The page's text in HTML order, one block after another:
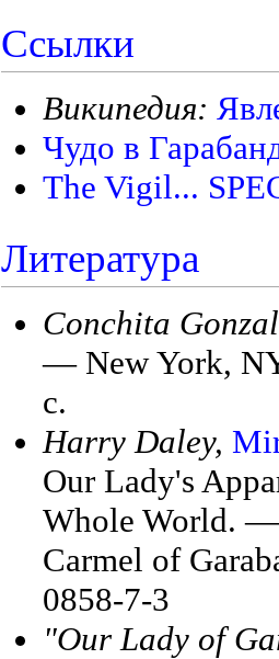
Ссылки
Википедия:
Чудо в
The Vigil...
Литература
Conchita
— New York,
с.
Harry Daley,
Our Lady's
Whole World.
Carmel of
0858-7-3
"Our Lady of